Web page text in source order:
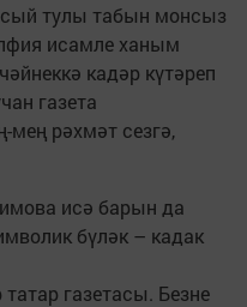
сый тулы табын монсыз
исамле ханым
кадәр күтәреп
газета
мең рәхмәт сезгә,
исә барын да
бүләк – кадак
газетасы. Безне